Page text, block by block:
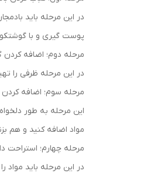
در این مرحله باید
پوست گیری و با
مرحله دوم؛ اضافه کردن
در این مرحله ظرفی را
مرحله سوم؛ اضافه کردن
این مرحله به طور
مواد اضافه کنید و هم
مرحله چهارم؛ استراحت
در این مرحله باید مواد را به مدت 2 الی 3 ساعت درون یخچال استراحت دهید تا مرینیت شود و هنگام